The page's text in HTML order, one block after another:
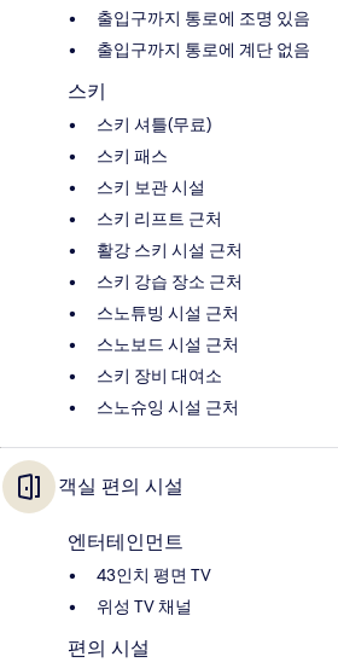
출입구까지 통로에 조명 있음
출입구까지 통로에 계단 없음
스키
스키 셔틀(무료)
스키 패스
스키 보관 시설
스키 리프트 근처
활강 스키 시설 근처
스키 강습 장소 근처
스노튜빙 시설 근처
스노보드 시설 근처
스키 장비 대여소
스노슈잉 시설 근처
객실 편의 시설
엔터테인먼트
43인치 평면 TV
위성 TV 채널
편의 시설